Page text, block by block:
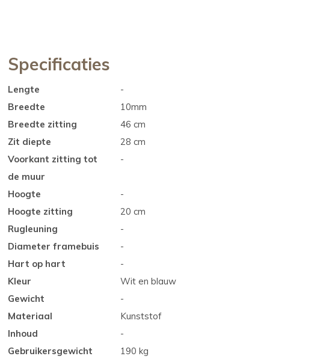
Specificaties
Lengte
-
Breedte
10mm
Breedte zitting
46 cm
Zit diepte
28 cm
Voorkant zitting tot
de muur
-
Hoogte
-
Hoogte zitting
20 cm
Rugleuning
-
Diameter framebuis
-
Hart op hart
-
Kleur
Wit en blauw
Gewicht
-
Materiaal
Kunststof
Inhoud
-
Gebruikersgewicht
190 kg